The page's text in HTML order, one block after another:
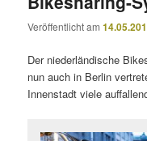
Veröffentlicht am
Der niederländische
nun auch in Berlin
Innenstadt viele